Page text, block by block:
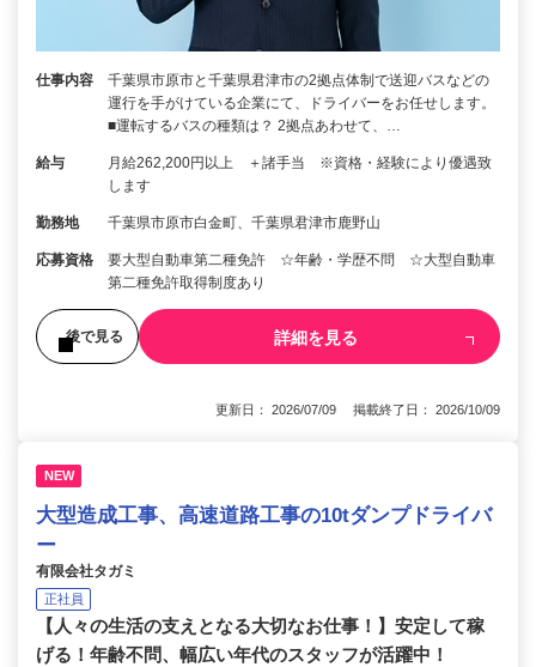
仕事内容
千葉県市原市と千葉県君津市の2拠点体制で送迎バスなどの
運行を手がけている企業にて、ドライバーをお任せします。
■運転するバスの種類は？ 2拠点あわせて、…
給与
月給262,200円以上 ＋諸手当 ※資格・経験により優遇致
します
勤務地 千葉県市原市白金町、千葉県君津市鹿野山
応募資格
要大型自動車第二種免許 ☆年齢・学歴不問 ☆大型自動車
第二種免許取得制度あり
後で見る 詳細を見る
更新日： 2026/07/09 掲載終了日： 2026/10/09
NEW
大型造成工事、高速道路工事の10tダンプドライバ
ー
有限会社タガミ
正社員
【人々の生活の支えとなる大切なお仕事！】安定して稼
げる！年齢不問、幅広い年代のスタッフが活躍中！